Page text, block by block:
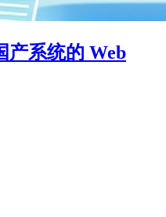
产系统的 Web